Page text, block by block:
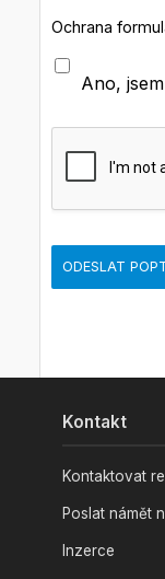
Ochrana
Ano,
ODESLAT
Kontakt
Kontaktovat
Poslat námět
Inzerce